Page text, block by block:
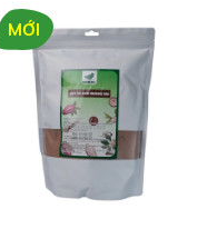
MỚI